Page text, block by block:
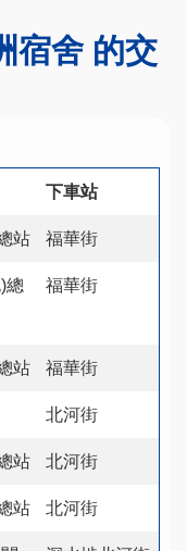
宿舍 的交
下車站
站 福華街
總
福華街
站 福華街
北河街
站 北河街
站 北河街